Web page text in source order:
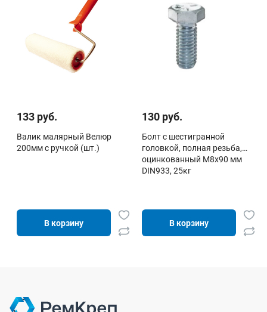
133 руб.
Валик малярный Велюр
200мм с ручкой (шт.)
В корзину
130 руб.
Болт с шестигранной
головкой, полная резьба,
оцинкованный M8х90 мм
DIN933, 25кг
В корзину